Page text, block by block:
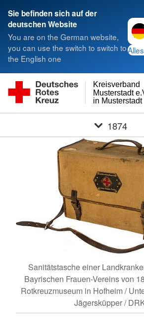
Sie befinden sich auf der
deutschen Website
You are on the German website,
you can use the switch to switch to
the English one
in Musterstadt
Musterstadt
Kreisverband
1874
Sanitätstasche einer
Bayrischen Frauen-Vereins von
Rotkreuzmuseum in Hofheim /
Jägersküpper /